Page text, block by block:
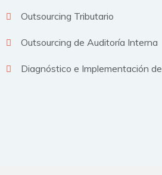
Outsourcing Tributario
Outsourcing de Auditoría Interna
Diagnóstico e Implementación